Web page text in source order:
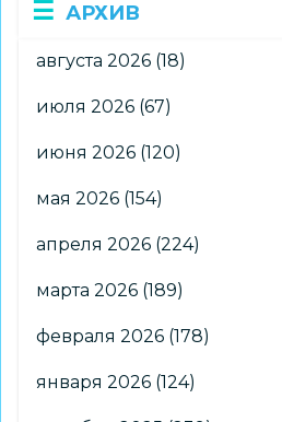
соревнованиям
АРХИВ
августа 2026 (18)
июля 2026 (67)
июня 2026 (120)
мая 2026 (154)
апреля 2026 (224)
марта 2026 (189)
февраля 2026 (178)
января 2026 (124)